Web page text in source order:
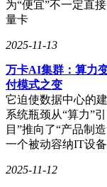
为“便宜”不一定直
量卡
2025-11-13
万卡AI集群：算力
付模式之变
它迫使数据中心的
系统瓶颈从“算力”
目”推向了“产品制
一个被动容纳IT设
2025-11-12